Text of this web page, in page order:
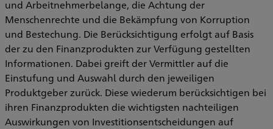
und Arbeitnehmerbelange, die Achtung der
Menschenrechte und die Bekämpfung von Korruption
und Bestechung. Die Berücksichtigung erfolgt auf Basis
der zu den Finanzprodukten zur Verfügung gestellten
Informationen. Dabei greift der Vermittler auf die
Einstufung und Auswahl durch den jeweiligen
Produktgeber zurück. Diese wiederum berücksichtigen bei
ihren Finanzprodukten die wichtigsten nachteiligen
Auswirkungen von Investitionsentscheidungen auf